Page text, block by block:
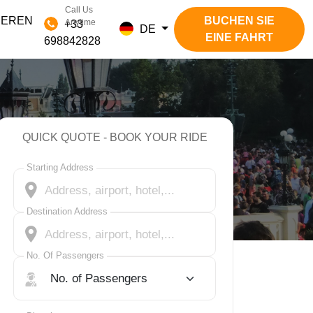
Call Us
Anytime
+33
698842828
DE
BUCHEN SIE
EINE FAHRT
QUICK QUOTE - BOOK YOUR RIDE
Starting Address
Destination Address
No. Of Passengers
No. Of Passengers